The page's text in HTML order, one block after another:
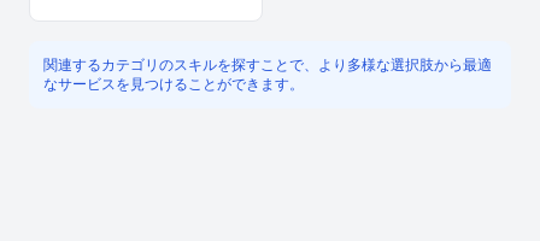
関連するカテゴリのスキルを探すことで、より多様な選択肢から最適
なサービスを見つけることができます。